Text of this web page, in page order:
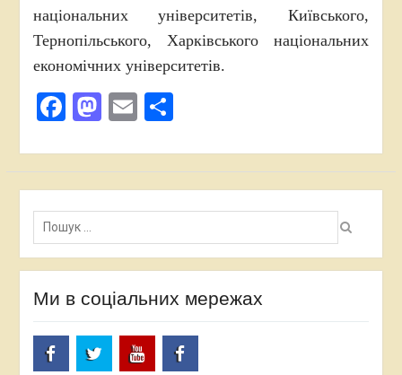
національних університетів, Київського,
Тернопільського, Харківського національних
економічних університетів.
Facebook
Mastodon
EmailПоділитися
Пошук:
Ми в соціальних мережах